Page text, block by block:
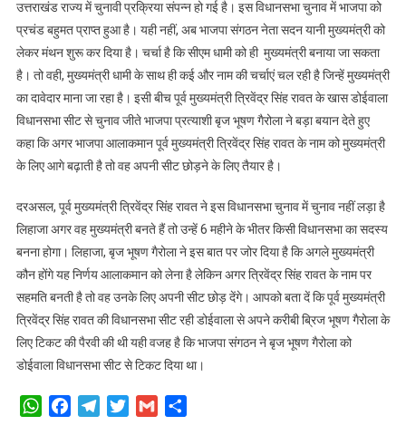
सीट
छोड़ने
को
तैयार
हैं
बृज
भूषण
उत्तराखंड राज्य में चुनावी प्रक्रिया संपन्न हो गई है। इस विधानसभा चुनाव में भाजपा को
प्रचंड बहुमत प्राप्त हुआ है। यही नहीं, अब भाजपा संगठन नेता सदन यानी मुख्यमंत्री को
लेकर मंथन शुरू कर दिया है। चर्चा है कि सीएम धामी को ही मुख्यमंत्री बनाया जा सकता
है। तो वही, मुख्यमंत्री धामी के साथ ही कई और नाम की चर्चाएं चल रही है जिन्हें मुख्यमंत्री
का दावेदार माना जा रहा है। इसी बीच पूर्व मुख्यमंत्री त्रिवेंद्र सिंह रावत के खास डोईवाला
विधानसभा सीट से चुनाव जीते भाजपा प्रत्याशी बृज भूषण गैरोला ने बड़ा बयान देते हुए
कहा कि अगर भाजपा आलाकमान पूर्व मुख्यमंत्री त्रिवेंद्र सिंह रावत के नाम को मुख्यमंत्री
के लिए आगे बढ़ाती है तो वह अपनी सीट छोड़ने के लिए तैयार है।
दरअसल, पूर्व मुख्यमंत्री त्रिवेंद्र सिंह रावत ने इस विधानसभा चुनाव में चुनाव नहीं लड़ा है
लिहाजा अगर वह मुख्यमंत्री बनते हैं तो उन्हें 6 महीने के भीतर किसी विधानसभा का सदस्य
बनना होगा। लिहाजा, बृज भूषण गैरोला ने इस बात पर जोर दिया है कि अगले मुख्यमंत्री
कौन होंगे यह निर्णय आलाकमान को लेना है लेकिन अगर त्रिवेंद्र सिंह रावत के नाम पर
सहमति बनती है तो वह उनके लिए अपनी सीट छोड़ देंगे। आपको बता दें कि पूर्व मुख्यमंत्री
त्रिवेंद्र सिंह रावत की विधानसभा सीट रही डोईवाला से अपने करीबी ब्रिज भूषण गैरोला के
लिए टिकट की पैरवी की थी यही वजह है कि भाजपा संगठन ने बृज भूषण गैरोला को
डोईवाला विधानसभा सीट से टिकट दिया था।
WhatsAppFacebookTelegramTwitterGmail